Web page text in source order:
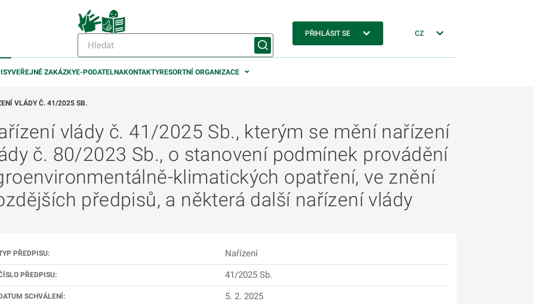
PŘIHLÁSIT SE CZ
VEŘEJNÉ ZAKÁZKYE-PODATELNAKONTAKTYRESORTNÍ ORGANIZACE
VLÁDY Č. 41/2025 SB.
vlády č. 41/2025 Sb., kterým se mění nařízení
č. 80/2023 Sb., o stanovení podmínek provádění
klimatických opatření, ve znění
předpisů, a některá další nařízení vlády
PŘEDPISU: Nařízení
PŘEDPISU: 41/2025 Sb.
SCHVÁLENÍ: 5. 2. 2025